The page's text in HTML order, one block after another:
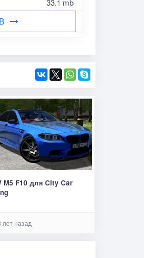
33.1 mb
M5 F10 для City Car
лет назад